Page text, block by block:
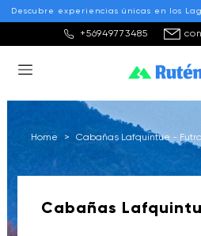
+56949773485
Descubre experiencias únicas en los
Home > Cabañas Lafquintue -
Cabañas